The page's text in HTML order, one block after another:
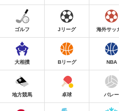
ゴルフ Jリーグ 海外サッ
大相撲 Bリーグ NBA
地方競馬 卓球 バレー